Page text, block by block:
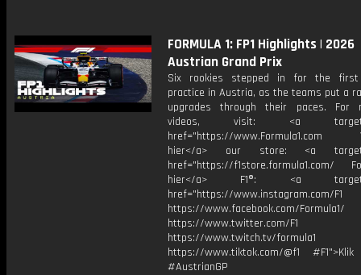
FORMULA 1: FP1 Highlights | 2026
Austrian Grand Prix
Six rookies stepped in for the
practice in Austria, as the teams put a
upgrades through their paces. For
videos, visit: <a
href="https://www.Formula1.com
hier</a> our store: <a
href="https://f1store.formula1.com/
hier</a> F1®: <a
href="https://www.instagram.com/F1
https://www.facebook.com/Formula1/
https://www.twitter.com/F1
https://www.twitch.tv/formula1
https://www.tiktok.com/@f1
#AustrianGP